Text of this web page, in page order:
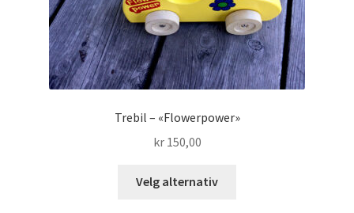
Trebil – «Flowerpower»
kr150,00
Velg alternativ